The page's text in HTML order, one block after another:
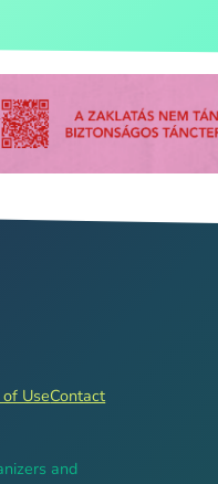
UseContact
and